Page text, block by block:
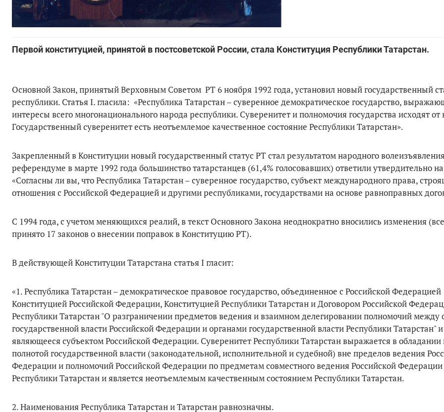
Первой конституцией, принятой в постсоветской России, стала Конституция Республики Татарстан.
Основной Закон, принятый Верховным Советом РТ 6 ноября 1992 года, установил новый государственный
республики. Статья I. гласила: «Республика Татарстан – суверенное демократическое государство,
интересы всего многонационального народа республики. Суверенитет и полномочия государства исходят от
Государственный суверенитет есть неотъемлемое качественное состояние Республики Татарстан».
Закрепленный в Конституции новый государственный статус РТ стал результатом народного
референдуме в марте 1992 года большинство татарстанцев (61,4% голосовавших) ответили утвердительно
«Согласны ли вы, что Республика Татарстан – суверенное государство, субъект международного права,
отношения с Российской Федерацией и другими республиками, государствами на основе равноправных
С 1994 года, с учетом меняющихся реалий, в текст Основного Закона неоднократно вносились изменения
принято 17 законов о внесении поправок в Конституцию РТ).
В действующей Конституции Татарстана статья I гласит:
«1. Республика Татарстан – демократическое правовое государство, объединенное с Российской Федерацией
Конституцией Российской Федерации, Конституцией Республики Татарстан и Договором Российской
Республики Татарстан "О разграничении предметов ведения и взаимном делегировании полномочий между
государственной власти Российской Федерации и органами государственной власти Республики Татарстан" и
являющееся субъектом Российской Федерации. Суверенитет Республики Татарстан выражается в обладании
полнотой государственной власти (законодательной, исполнительной и судебной) вне пределов ведения
Федерации и полномочий Российской Федерации по предметам совместного ведения Российской
Республики Татарстан и является неотъемлемым качественным состоянием Республики Татарстан.
2. Наименования Республика Татарстан и Татарстан равнозначны.